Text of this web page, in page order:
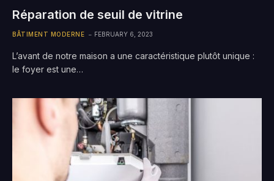
Réparation de seuil de vitrine
BÂTIMENT MODERNE FEBRUARY 6, 2023
L’avant de notre maison a une caractéristique plutôt unique :
le foyer est une…